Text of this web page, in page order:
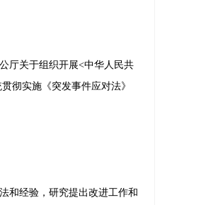
厅关于组织开展<中华人民共
彻实施《突发事件应对法》
和经验，研究提出改进工作和